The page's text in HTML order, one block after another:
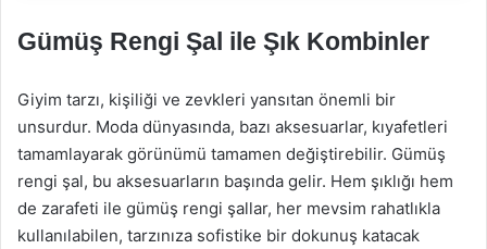
Gümüş Rengi Şal ile Şık Kombinler
Giyim tarzı, kişiliği ve zevkleri yansıtan önemli bir
unsurdur. Moda dünyasında, bazı aksesuarlar, kıyafetleri
tamamlayarak görünümü tamamen değiştirebilir. Gümüş
rengi şal, bu aksesuarların başında gelir. Hem şıklığı hem
de zarafeti ile gümüş rengi şallar, her mevsim rahatlıkla
kullanılabilen, tarzınıza sofistike bir dokunuş katacak